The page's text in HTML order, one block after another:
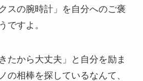
スの腕時計」を自分へのご褒
ですよ。
たから大丈夫」と自分を励ま
の相棒を探しているなんて、